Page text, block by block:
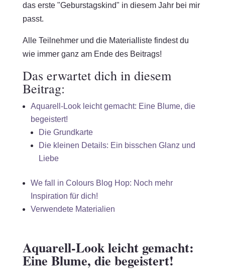
das erste "Geburstagskind" in diesem Jahr bei mir
passt.
Alle Teilnehmer und die Materialliste findest du
wie immer ganz am Ende des Beitrags!
Das erwartet dich in diesem
Beitrag:
Aquarell-Look leicht gemacht: Eine Blume, die
begeistert!
Die Grundkarte
Die kleinen Details: Ein bisschen Glanz und
Liebe
We fall in Colours Blog Hop: Noch mehr
Inspiration für dich!
Verwendete Materialien
Aquarell-Look leicht gemacht:
Eine Blume, die begeistert!